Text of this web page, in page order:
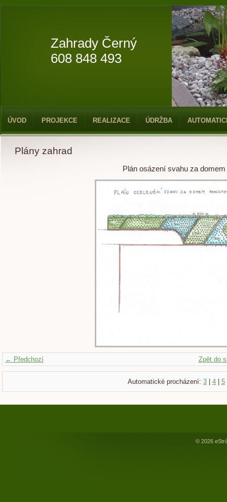
Zahrady Černý
608 848 493
ÚVOD PROJEKCE REALIZACE ÚDRŽBA
Plány zahrad
Plán osázení svahu za
← Předchozí Zpět do
Automatické procházení: 3 4 5
© 2026